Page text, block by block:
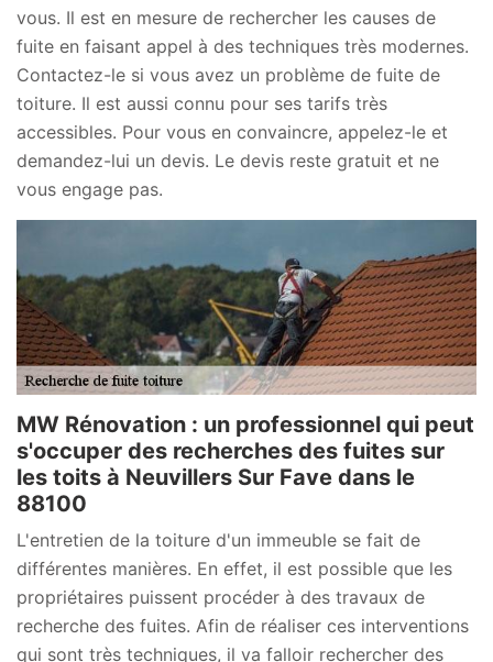
vous. Il est en mesure de rechercher les causes de
fuite en faisant appel à des techniques très modernes.
Contactez-le si vous avez un problème de fuite de
toiture. Il est aussi connu pour ses tarifs très
accessibles. Pour vous en convaincre, appelez-le et
demandez-lui un devis. Le devis reste gratuit et ne
vous engage pas.
MW Rénovation : un professionnel qui peut
s'occuper des recherches des fuites sur
les toits à Neuvillers Sur Fave dans le
88100
L'entretien de la toiture d'un immeuble se fait de
différentes manières. En effet, il est possible que les
propriétaires puissent procéder à des travaux de
recherche des fuites. Afin de réaliser ces interventions
qui sont très techniques, il va falloir rechercher des